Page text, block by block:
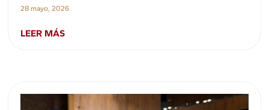
28 mayo, 2026
LEER MÁS